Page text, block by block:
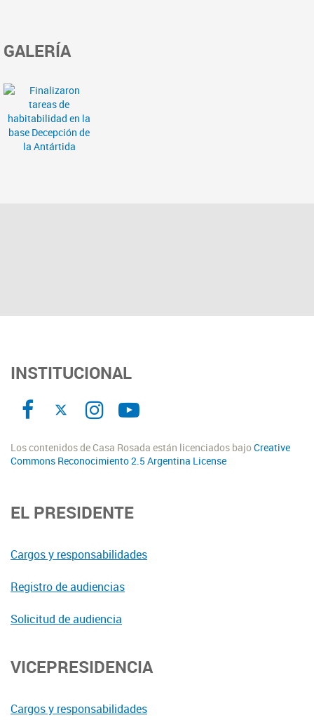
GALERÍA
INSTITUCIONAL
Los contenidos de Casa Rosada están licenciados bajoCreative
Commons Reconocimiento 2.5 Argentina License
EL PRESIDENTE
Cargos y responsabilidades
Registro de audiencias
Solicitud de audiencia
VICEPRESIDENCIA
Cargos y responsabilidades